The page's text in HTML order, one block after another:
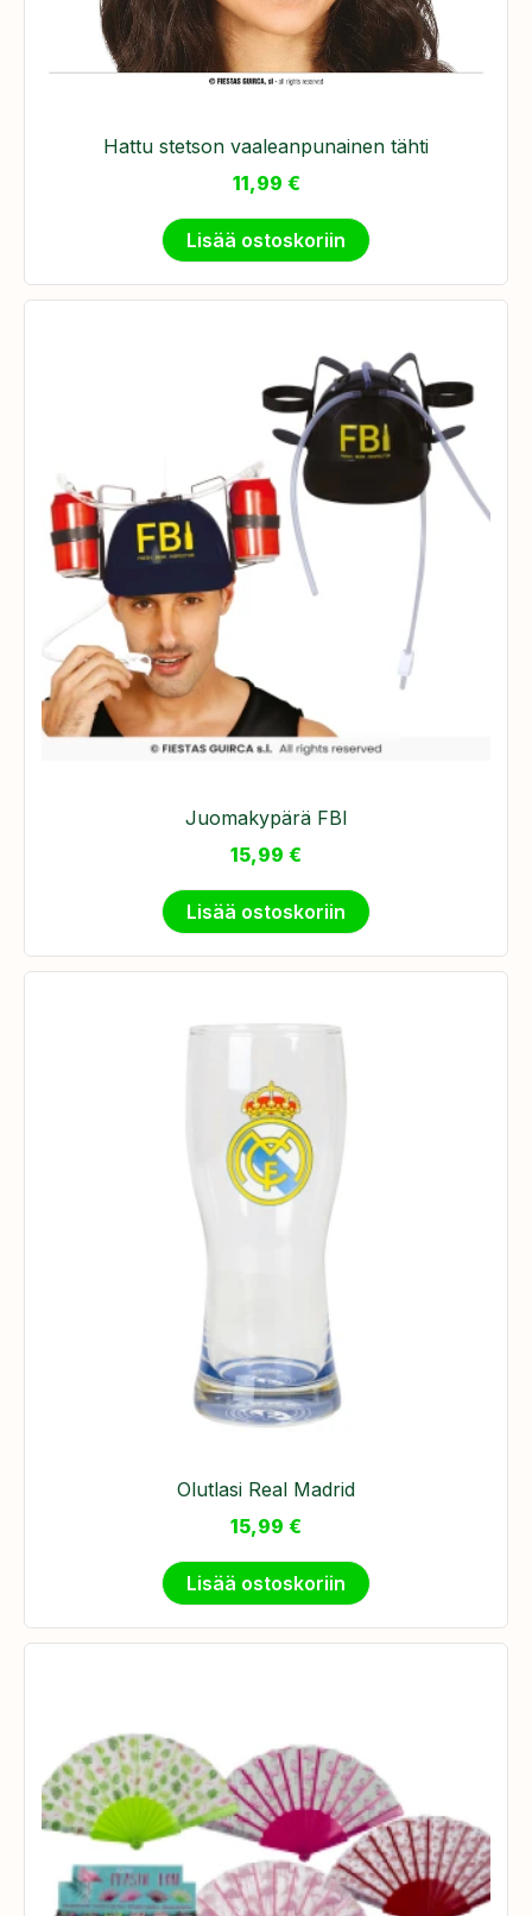
Hattu stetson vaaleanpunainen tähti
11,99 €
Lisää ostoskoriin
Juomakypärä FBI
15,99 €
Lisää ostoskoriin
Olutlasi Real Madrid
15,99 €
Lisää ostoskoriin